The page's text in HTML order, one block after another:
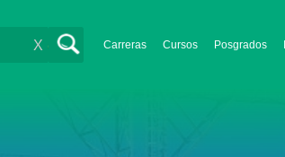
Carreras Cursos Posgrados
X